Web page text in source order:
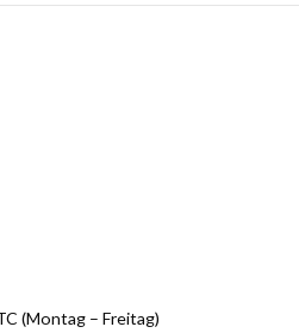
(Montag – Freitag)